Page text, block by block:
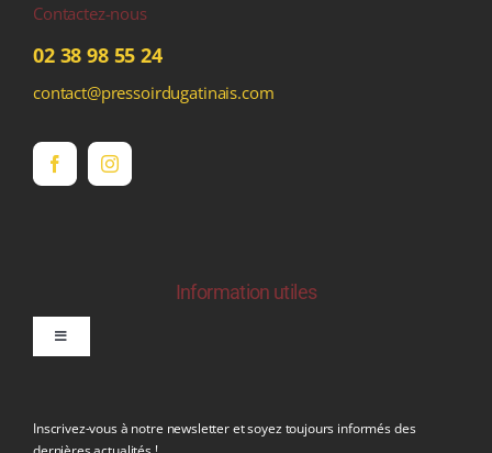
Contactez-nous
02 38 98 55 24
contact@pressoirdugatinais.com
Information utiles
Toggle
Inscrivez-vous à notre newsletter et soyez toujours informés des